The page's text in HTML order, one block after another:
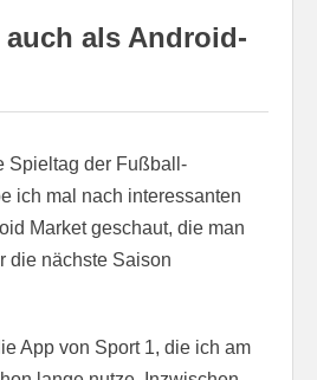
als Android-
Spieltag der Fußball-
ich mal nach interessanten
Market geschaut, die man
die nächste Saison
App von Sport 1, die ich am